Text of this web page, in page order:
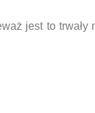
jest to